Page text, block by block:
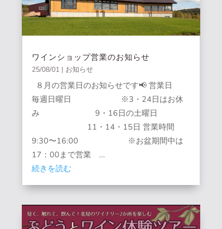
ワインショップ営業のお知らせ
25/08/01| お知らせ
８月の営業日のお知らせです📢 営業日
毎週日曜日 ※3・24日はお休
み 9・16日の土曜日
11・14・15日 営業時間
9:30〜16:00 ※お盆期間中は
17：00まで営業 ...
続きを読む